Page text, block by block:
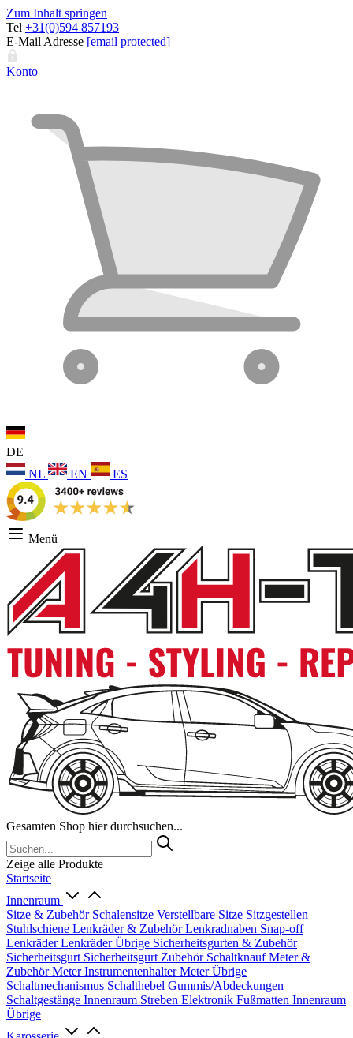
Zum Inhalt springen
Tel +31(0)594 857193
E-Mail Adresse [email protected]
Konto
DE
NL
EN ES
Menü
Gesamten Shop hier durchsuchen...
Zeige alle Produkte
Startseite
Innenraum
Sitze & Zubehör Schalensitze Verstellbare Sitze Sitzgestellen
Stuhlschiene Lenkräder & ZubehörLenkradnaben Snap-off
LenkräderLenkräder Übrige Sicherheitsgurten & Zubehör
Sicherheitsgurt Sicherheitsgurt Zubehör SchaltknaufMeter &
ZubehörMeterInstrumentenhalterMeter Übrige
Schaltmechanismus Schalthebel Gummis/Abdeckungen
Schaltgestänge Innenraum Streben Elektronik Fußmatten Innenraum
Übrige